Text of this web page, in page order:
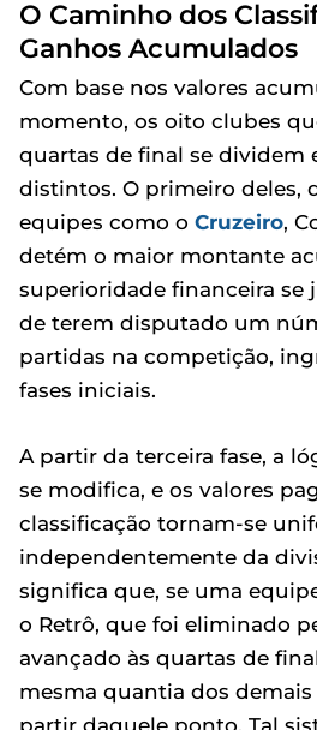
O Caminho dos
Ganhos Acumulados
Com base nos valores
momento, os oito clubes
quartas de final se dividem
distintos. O primeiro deles,
equipes como o Cruzeiro,
detém o maior montante
superioridade financeira se
de terem disputado um
partidas na competição,
fases iniciais.
A partir da terceira fase, a
se modifica, e os valores
classificação tornam-se
independentemente da
significa que, se uma
o Retrô, que foi eliminado
avançado às quartas de
mesma quantia dos demais
partir daquele ponto. Tal